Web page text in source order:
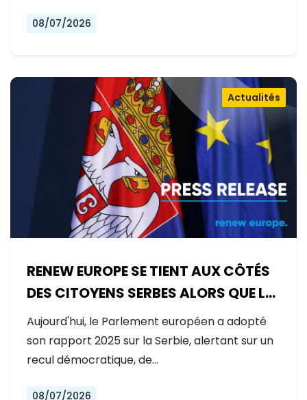
08/07/2026
RENEW EUROPE SE TIENT AUX CÔTÉS
DES CITOYENS SERBES ALORS QUE LE
GOUVERNEMENT RECULE SUR LES
RÉFORMES
Actualités
Aujourd'hui, le Parlement européen a adopté
son rapport 2025 sur la Serbie, alertant sur un
recul démocratique, de…
08/07/2026